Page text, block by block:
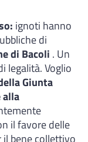
ignoti hanno
di
di Bacoli . Un
legalità. Voglio
Giunta
alla
il favore delle
il bene collettivo